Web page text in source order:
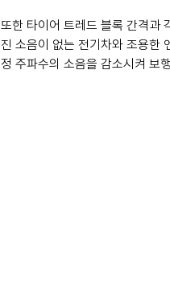
또한 타이어 트레드 블록 간격과
진 소음이 없는 전기차와 조용한
정 주파수의 소음을 감소시켜 보